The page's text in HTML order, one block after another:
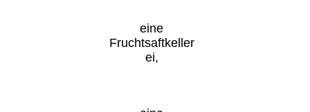
eine
Fruchtsaftkeller
ei,